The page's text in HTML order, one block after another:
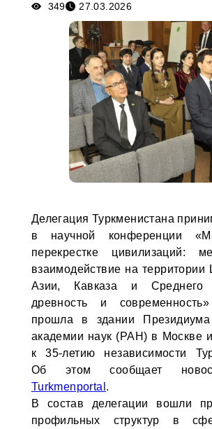
349 27.03.2026
Делегация Туркменистана
в научной конференции
перекрестке цивилизаций:
взаимодействие на территории
Азии, Кавказа и
древность и
прошла в здании Президиума
академии наук (РАН) в Москве
к 35-летию независимости
Об этом сообщает
Turkmenportal .
В состав делегации вошли
профильных структур в